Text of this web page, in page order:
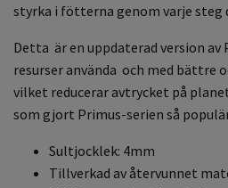
styrka i fötterna genom varje steg
Detta är en uppdaterad version av
resurser använda och med bättre
vilket reducerar avtrycket på
som gjort Primus-serien så
Sultjocklek: 4mm
Tillverkad av återvunnet